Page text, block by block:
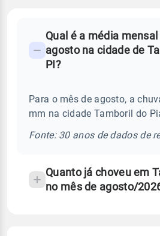
Perguntas
frequentes
chuva
temperatura
Qual é a média
agosto na cidade de
PI?
Para o mês de agosto, a
mm na cidade Tamboril do
Fonte: 30 anos de dados de
Quanto já choveu em
no mês de agosto/